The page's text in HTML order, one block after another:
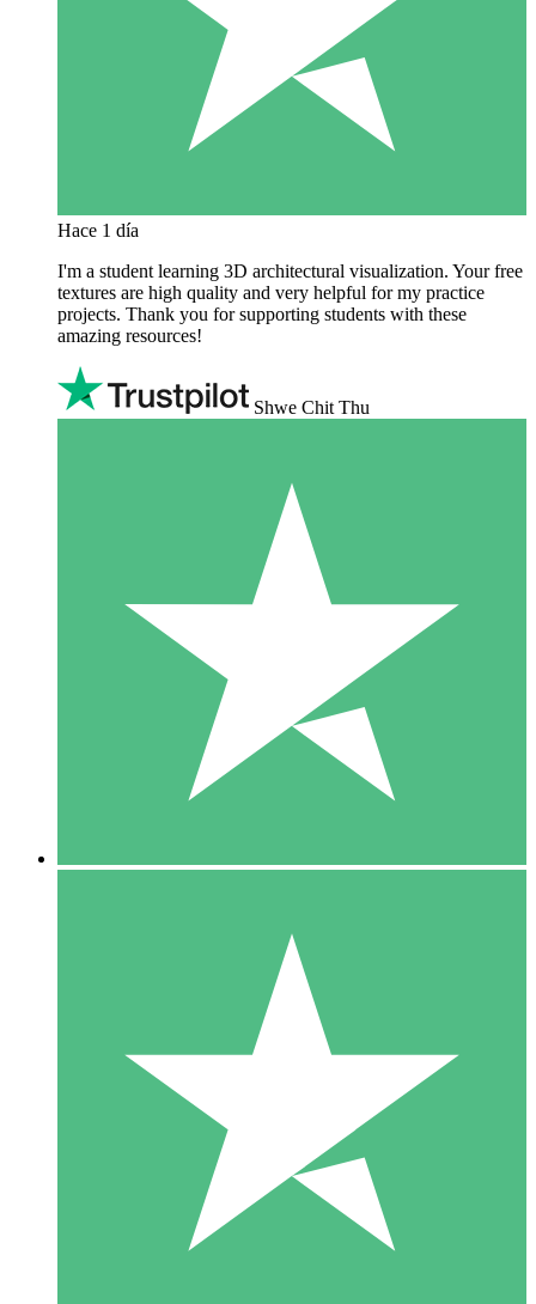
Hace 1 día
I'm a student learning 3D architectural visualization. Your free
textures are high quality and very helpful for my practice
projects. Thank you for supporting students with these
amazing resources!
Shwe Chit Thu